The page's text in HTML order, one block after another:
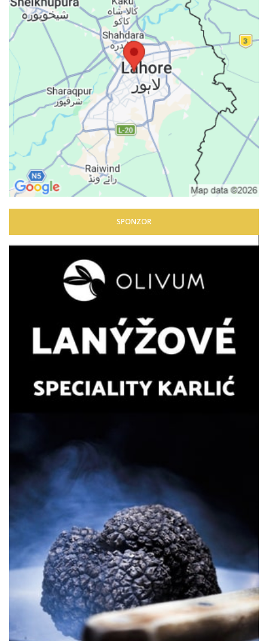
SPONZOR